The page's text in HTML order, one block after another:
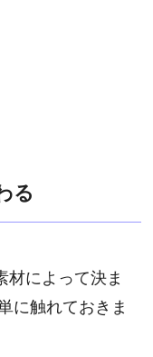
る
材によって決ま
に触れておきま